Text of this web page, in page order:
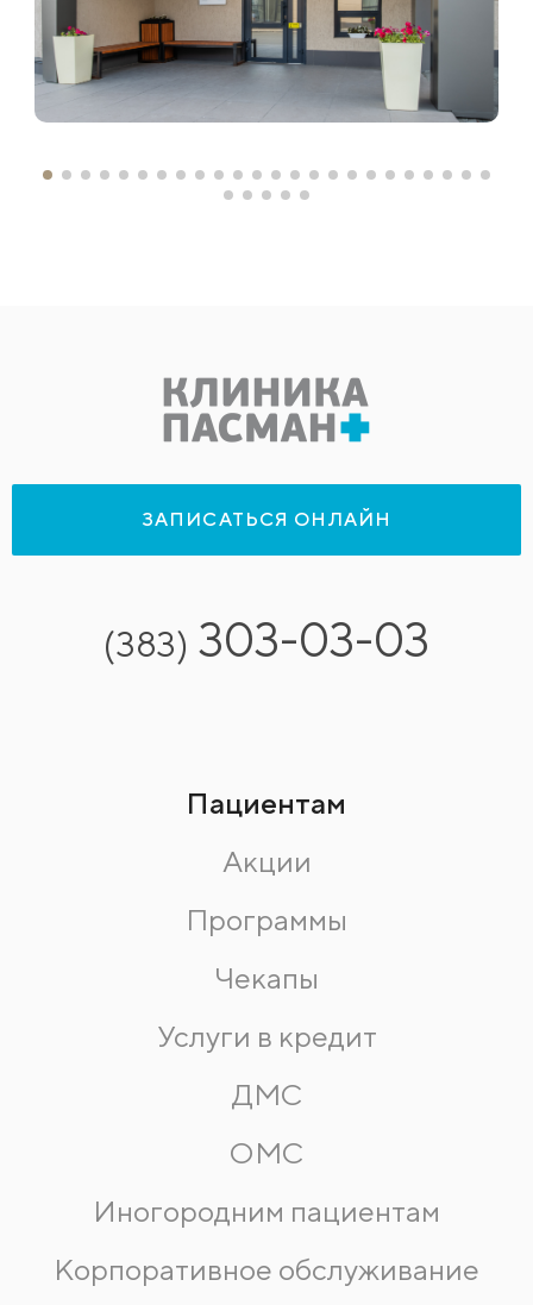
ЗАПИСАТЬСЯ ОНЛАЙН
(383) 303-03-03
Пациентам
Акции
Программы
Чекапы
Услуги в кредит
ДМС
ОМС
Иногородним пациентам
Корпоративное обслуживание